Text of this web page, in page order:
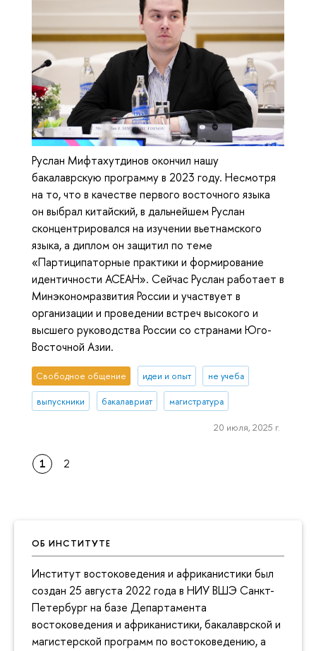
ОБ ИНСТИТУТЕ
Институт востоковедения и африканистики был
создан 25 августа 2022 года в НИУ ВШЭ Санкт-
Петербург на базе Департамента
востоковедения и африканистики, бакалаврской и
магистерской программ по востоковедению, а
Руслан Мифтахутдинов окончил нашу
бакалаврскую программу в 2023 году. Несмотря
на то, что в качестве первого восточного языка
он выбрал китайский, в дальнейшем Руслан
сконцентрировался на изучении вьетнамского
языка, а диплом он защитил по теме
«Партиципаторные практики и формирование
идентичности АСЕАН». Сейчас Руслан работает в
Минэкономразвития России и участвует в
организации и проведении встреч высокого и
высшего руководства России со странами Юго-
Восточной Азии.
Свободное общение идеи и опыт не учеба
выпускники бакалавриат магистратура
20 июля, 2025 г.
1 2